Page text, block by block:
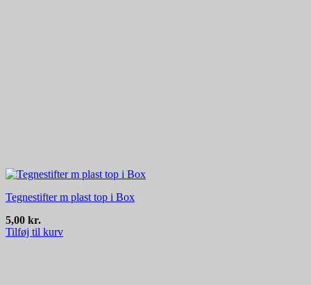
Tegnestifter m plast top i Box
5,00 kr.
Tilføj til kurv